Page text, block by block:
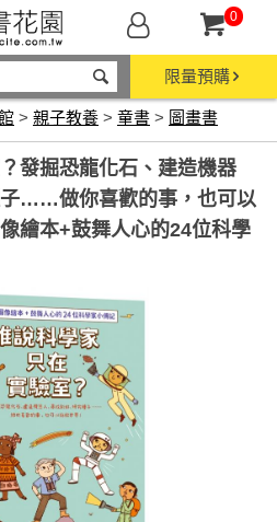
0
限量預購
> 親子教養 > 童書 > 圖畫書
發掘恐龍化石、建造機器
……做你喜歡的事，也可以
繪本+鼓舞人心的24位科學